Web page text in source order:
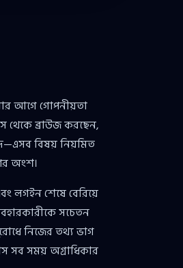
আগে গোপনীয়তা
থেকে ব্রাউজ করছেন,
বিষয় নিয়মিত
অংশ।
লগইন শেষে বেরিয়ে
সচেতন
নিজের তথ্য ভাগ
সব সময় অগ্রাধিকার